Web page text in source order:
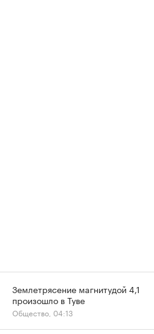
Землетрясение магнитудой 4,1
произошло в Туве
Общество, 04:13